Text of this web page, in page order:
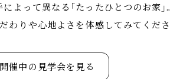
よって異なる「たったひとつのお家」
だわりや心地よさを体感してみてくださ
催中の見学会を見る